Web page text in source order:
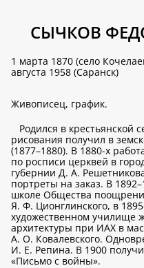
СЫЧКОВ
1 марта 1870 (село
августа 1958 (Саранск)
Живописец, график.
Родился в крестьянской
рисования получил в
(1877–1880). В 1880-х
по росписи церквей в
губернии Д. А.
портреты на заказ. В
школе Общества
Я. Ф. Ционглинского, в
художественном училище
архитектуры при ИАХ в
А. О. Ковалевского.
И. Е. Репина. В 1900
«Письмо с войны».